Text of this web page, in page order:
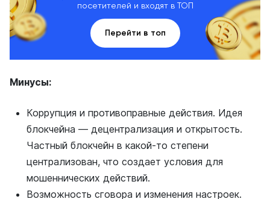
посетителей и входят в ТОП
Перейти в топ
Минусы:
Коррупция и противоправные действия. Идея
блокчейна — децентрализация и открытость.
Частный блокчейн в какой-то степени
централизован, что создает условия для
мошеннических действий.
Возможность сговора и изменения настроек.